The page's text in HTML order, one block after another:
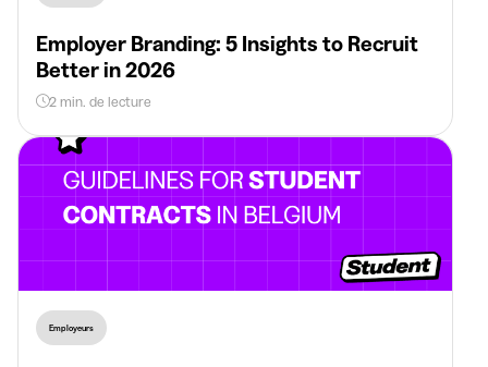
Employer Branding: 5 Insights to Recruit
Better in 2026
2 min. de lecture
Employeurs